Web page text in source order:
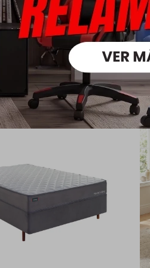
que te